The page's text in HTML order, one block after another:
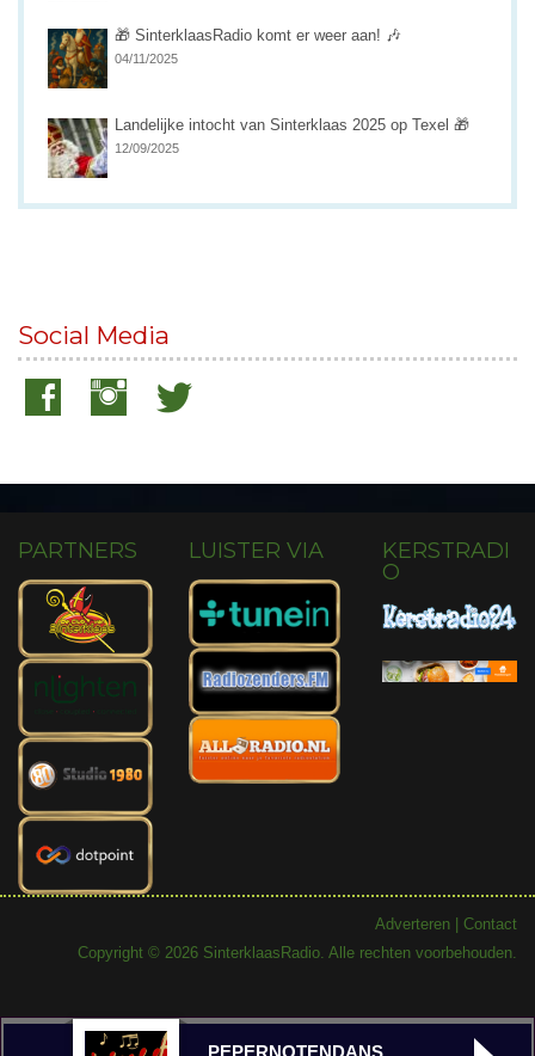
🎁 SinterklaasRadio komt er weer aan! 🎶
04/11/2025
Landelijke intocht van Sinterklaas 2025 op Texel 🎁
12/09/2025
Social Media
PARTNERS LUISTER VIA
KERSTRADI
O
Adverteren
Contact
Copyright © 2026 SinterklaasRadio. Alle rechten voorbehouden.
PEPERNOTENDANS